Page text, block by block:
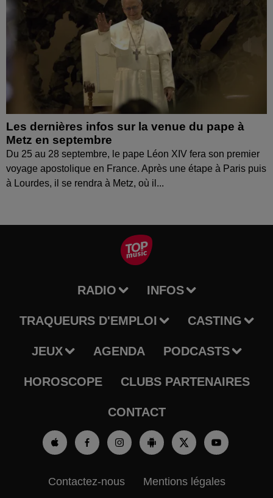
Les dernières infos sur la venue du pape à
Metz en septembre
Du 25 au 28 septembre, le pape Léon XIV fera son premier
voyage apostolique en France. Après une étape à Paris puis
à Lourdes, il se rendra à Metz, où il...
RADIO INFOS
TRAQUEURS D'EMPLOI CASTING
JEUX AGENDA PODCASTS
HOROSCOPE CLUBS PARTENAIRES
CONTACT
Contactez-nous Mentions légales